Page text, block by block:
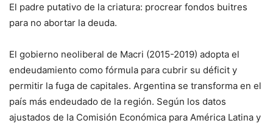
El padre putativo de la criatura: procrear fondos buitres
para no abortar la deuda.
El gobierno neoliberal de Macri (2015-2019) adopta el
endeudamiento como fórmula para cubrir su déficit y
permitir la fuga de capitales. Argentina se transforma en el
país más endeudado de la región. Según los datos
ajustados de la Comisión Económica para América Latina y